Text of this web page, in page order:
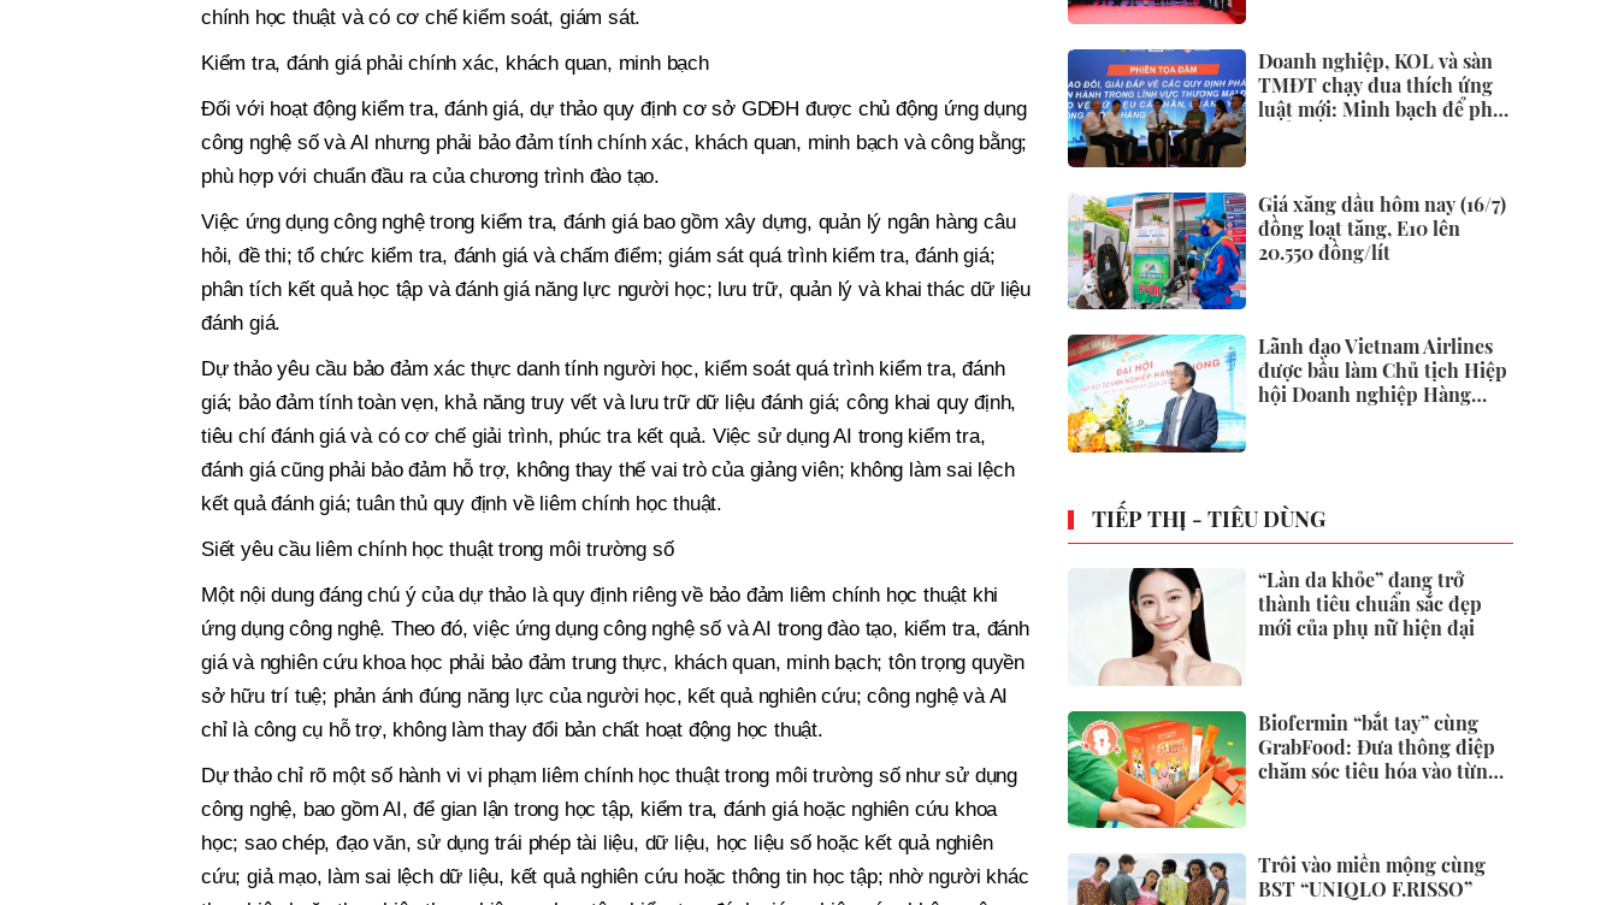
chính học thuật và có cơ chế kiểm soát, giám sát.
Kiểm tra, đánh giá phải chính xác, khách quan, minh bạch
Đối với hoạt động kiểm tra, đánh giá, dự thảo quy định cơ sở GDĐH được chủ động ứng dụng
công nghệ số và AI nhưng phải bảo đảm tính chính xác, khách quan, minh bạch và công bằng;
phù hợp với chuẩn đầu ra của chương trình đào tạo.
Việc ứng dụng công nghệ trong kiểm tra, đánh giá bao gồm xây dựng, quản lý ngân hàng câu
hỏi, đề thi; tổ chức kiểm tra, đánh giá và chấm điểm; giám sát quá trình kiểm tra, đánh giá;
phân tích kết quả học tập và đánh giá năng lực người học; lưu trữ, quản lý và khai thác dữ liệu
đánh giá.
Dự thảo yêu cầu bảo đảm xác thực danh tính người học, kiểm soát quá trình kiểm tra, đánh
giá; bảo đảm tính toàn vẹn, khả năng truy vết và lưu trữ dữ liệu đánh giá; công khai quy định,
tiêu chí đánh giá và có cơ chế giải trình, phúc tra kết quả. Việc sử dụng AI trong kiểm tra,
đánh giá cũng phải bảo đảm hỗ trợ, không thay thế vai trò của giảng viên; không làm sai lệch
kết quả đánh giá; tuân thủ quy định về liêm chính học thuật.
Siết yêu cầu liêm chính học thuật trong môi trường số
Một nội dung đáng chú ý của dự thảo là quy định riêng về bảo đảm liêm chính học thuật khi
ứng dụng công nghệ. Theo đó, việc ứng dụng công nghệ số và AI trong đào tạo, kiểm tra, đánh
giá và nghiên cứu khoa học phải bảo đảm trung thực, khách quan, minh bạch; tôn trọng quyền
sở hữu trí tuệ; phản ánh đúng năng lực của người học, kết quả nghiên cứu; công nghệ và AI
chỉ là công cụ hỗ trợ, không làm thay đổi bản chất hoạt động học thuật.
Dự thảo chỉ rõ một số hành vi vi phạm liêm chính học thuật trong môi trường số như sử dụng
công nghệ, bao gồm AI, để gian lận trong học tập, kiểm tra, đánh giá hoặc nghiên cứu khoa
học; sao chép, đạo văn, sử dụng trái phép tài liệu, dữ liệu, học liệu số hoặc kết quả nghiên
cứu; giả mạo, làm sai lệch dữ liệu, kết quả nghiên cứu hoặc thông tin học tập; nhờ người khác
Doanh nghiệp, KOL và sàn
TMĐT chạy đua thích ứng
luật mới: Minh bạch để phát
Giá xăng dầu hôm nay (16/7)
đồng loạt tăng, E10 lên
20.550 đồng/lít
Lãnh đạo Vietnam Airlines
được bầu làm Chủ tịch Hiệp
hội Doanh nghiệp Hàng
TIẾP THỊ - TIÊU DÙNG
“Làn da khỏe” đang trở
thành tiêu chuẩn sắc đẹp
mới của phụ nữ hiện đại
Biofermin “bắt tay” cùng
GrabFood: Đưa thông điệp
chăm sóc tiêu hóa vào từng
Trôi vào miền mộng cùng
BST “UNIQLO F.RISSO”